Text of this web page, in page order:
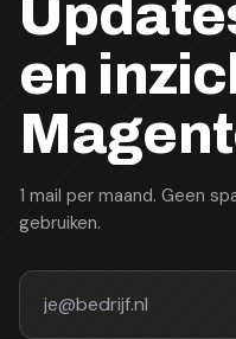
en
1 mail per maand. Geen
gebruiken.